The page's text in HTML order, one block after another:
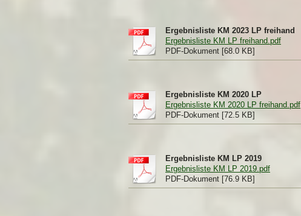
Ergebnisliste KM 2023 LP freihand
Ergebnisliste KM LP freihand.pdf
PDF-Dokument [68.0 KB]
Ergebnisliste KM 2020 LP
Ergebnisliste KM 2020 LP freihand.pdf
PDF-Dokument [72.5 KB]
Ergebnisliste KM LP 2019
Ergebnisliste KM LP 2019.pdf
PDF-Dokument [76.9 KB]